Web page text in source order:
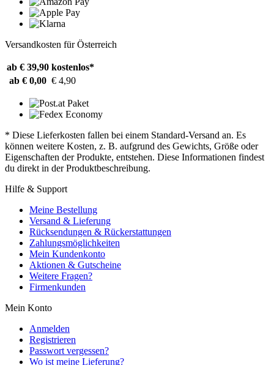
Versandkosten für Österreich
ab € 39,90 kostenlos*
ab € 0,00 € 4,90
* Diese Lieferkosten fallen bei einem Standard-Versand an. Es
können weitere Kosten, z. B. aufgrund des Gewichts, Größe oder
Eigenschaften der Produkte, entstehen. Diese Informationen findest
du direkt in der Produktbeschreibung.
Hilfe & Support
Meine Bestellung
Versand & Lieferung
Rücksendungen & Rückerstattungen
Zahlungsmöglichkeiten
Mein Kundenkonto
Aktionen & Gutscheine
Weitere Fragen?
Firmenkunden
Mein Konto
Anmelden
Registrieren
Passwort vergessen?
Wo ist meine Lieferung?